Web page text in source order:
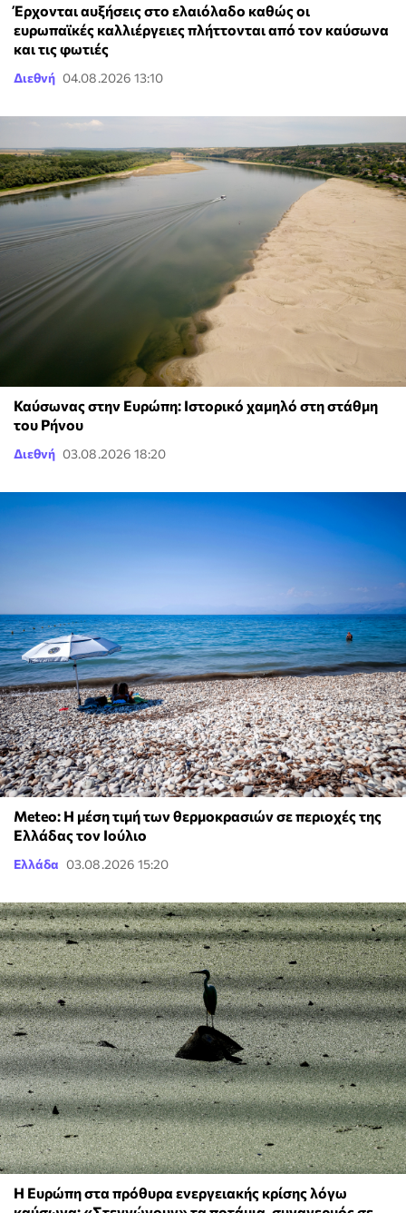
Έρχονται αυξήσεις στο ελαιόλαδο καθώς οι
ευρωπαϊκές καλλιέργειες πλήττονται από τον καύσωνα
και τις φωτιές
Διεθνή 04.08.2026 13:10
Καύσωνας στην Ευρώπη: Ιστορικό χαμηλό στη στάθμη
του Ρήνου
Διεθνή 03.08.2026 18:20
Meteo: Η μέση τιμή των θερμοκρασιών σε περιοχές της
Ελλάδας τον Ιούλιο
Ελλάδα 03.08.2026 15:20
Η Ευρώπη στα πρόθυρα ενεργειακής κρίσης λόγω